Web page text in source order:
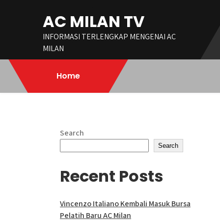
AC MILAN TV
INFORMASI TERLENGKAP MENGENAI AC
MILAN
Home
Search
Search
Recent Posts
Vincenzo Italiano Kembali Masuk Bursa
Pelatih Baru AC Milan